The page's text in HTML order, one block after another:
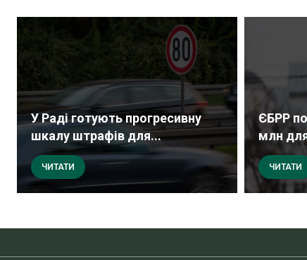
У Раді готують прогресивну
шкалу штрафів для...
ЧИТАТИ
ЄБРР
млн
ЧИТАТИ